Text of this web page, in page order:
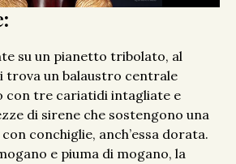
su un pianetto tribolato, al
trova un balaustro centrale
tre cariatidi intagliate e
di sirene che sostengono una
conchiglie, anch’essa dorata.
e piuma di mogano, la